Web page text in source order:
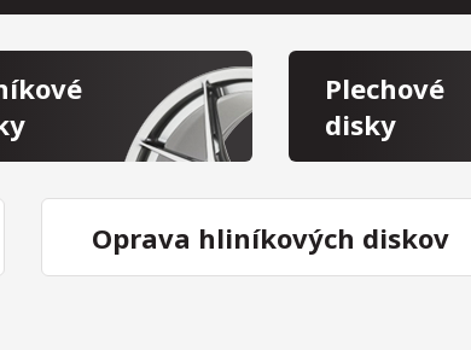
Plechové
disky
Oprava hliníkových diskov